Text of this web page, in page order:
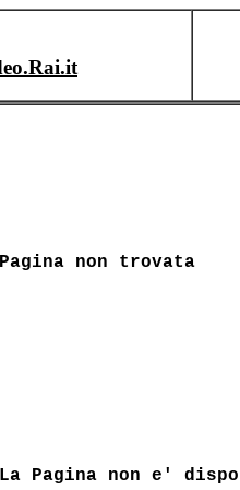
Pagina non trovata
La Pagina non e'